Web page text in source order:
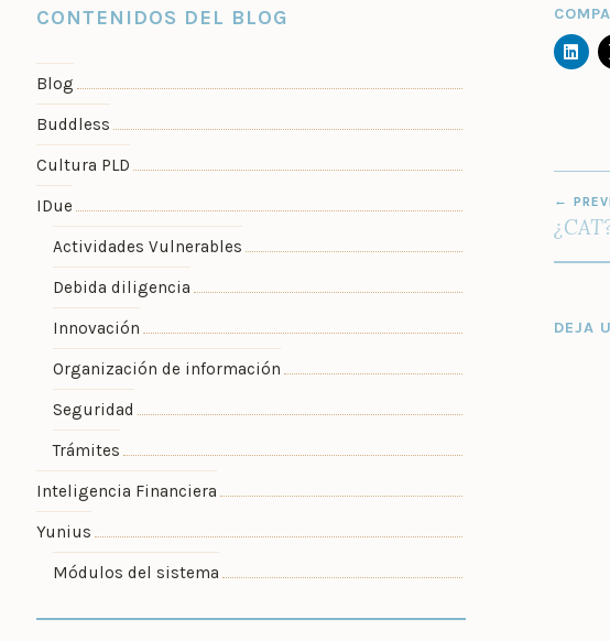
DE
DEJA
CONTENIDOS DEL BLOG
Blog
Buddless
Cultura PLD
IDue
Actividades Vulnerables
Debida diligencia
Innovación
Organización de información
Seguridad
Trámites
Inteligencia Financiera
Yunius
Módulos del sistema